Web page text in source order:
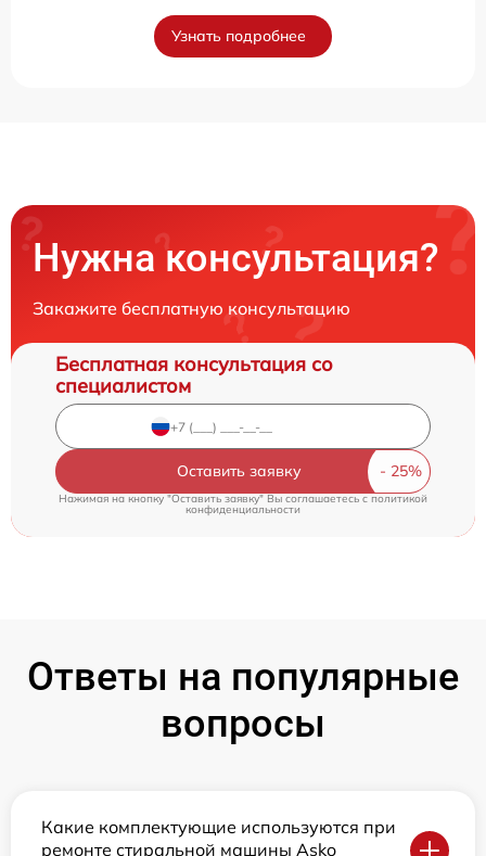
Узнать подробнее
Нужна консультация?
Закажите бесплатную консультацию
Бесплатная консультация со
специалистом
Оставить заявку
Нажимая на кнопку "Оставить заявку" Вы соглашаетесь c политикой
конфиденциальности
Ответы на популярные
вопросы
Какие комплектующие используются при
ремонте стиральной машины Asko